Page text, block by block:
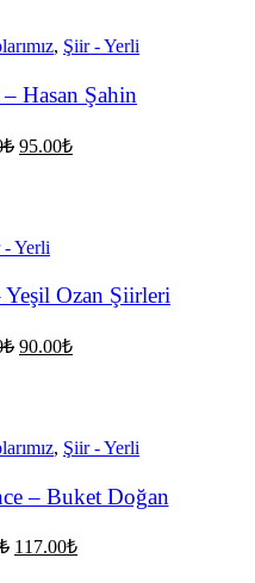
, Şiir - Yerli
Hasan Şahin
₺ Orijinal
95.00₺Şu
- Yerli
Ozan Şiirleri
₺ Orijinal
90.00₺Şu
, Şiir - Yerli
– Buket Doğan
₺ Orijinal
117.00₺Şu